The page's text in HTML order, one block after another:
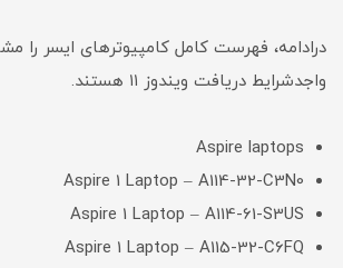
درادامه، فهرست کامل کامپیوترهای ایسر را
واجدشرایط دریافت ویندوز ۱۱ هستند.
Aspire laptops
Aspire 1 Laptop – A114-32-C3N0
Aspire 1 Laptop – A114-61-S3US
Aspire 1 Laptop – A115-32-C6FQ